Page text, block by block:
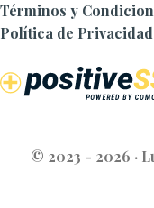
Términos y
Política de Privacidad
© 2023 - 2026 ·